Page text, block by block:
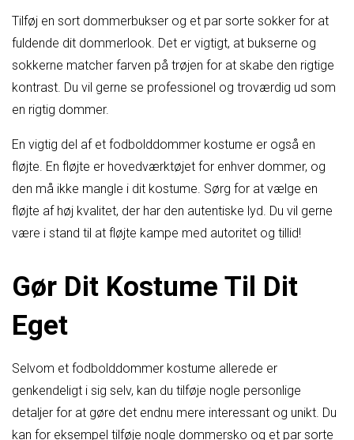
Tilføj en sort dommerbukser og et par sorte sokker for at
fuldende dit dommerlook. Det er vigtigt, at bukserne og
sokkerne matcher farven på trøjen for at skabe den rigtige
kontrast. Du vil gerne se professionel og troværdig ud som
en rigtig dommer.
En vigtig del af et fodbolddommer kostume er også en
fløjte. En fløjte er hovedværktøjet for enhver dommer, og
den må ikke mangle i dit kostume. Sørg for at vælge en
fløjte af høj kvalitet, der har den autentiske lyd. Du vil gerne
være i stand til at fløjte kampe med autoritet og tillid!
Gør Dit Kostume Til Dit
Eget
Selvom et fodbolddommer kostume allerede er
genkendeligt i sig selv, kan du tilføje nogle personlige
detaljer for at gøre det endnu mere interessant og unikt. Du
kan for eksempel tilføje nogle dommersko og et par sorte